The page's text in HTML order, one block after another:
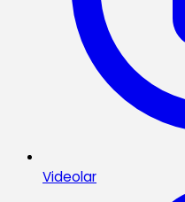
Videolar